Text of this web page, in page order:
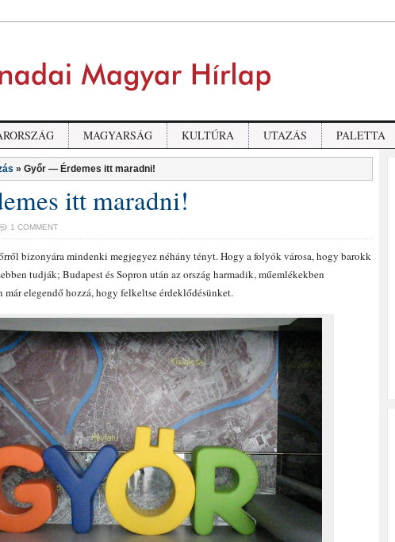
MAGYARSÁG KULTÚRA UTAZÁS PALETTA
» Győr — Érdemes itt maradni!
itt maradni!
1 COMMENT
bizonyára mindenki megjegyez néhány tényt. Hogy a folyók városa, hogy barokk
tudják; Budapest és Sopron után az ország harmadik, műemlékekben
már elegendő hozzá, hogy felkeltse érdeklődésünket.